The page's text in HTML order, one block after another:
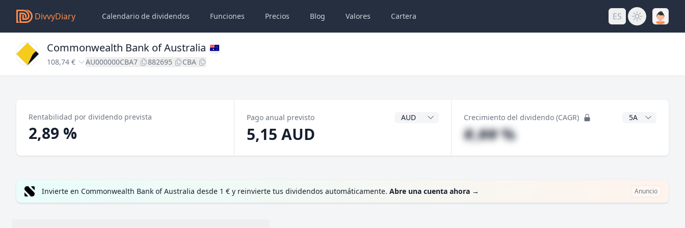
DivvyDiary Calendario de dividendos Funciones Precios Blog Valores Cartera ES
Commonwealth Bank of Australia
108,74 € AU000000CBA7 882695 CBA
Rentabilidad por dividendo prevista
2,89 %
Pago anual previsto Divisa del dividendo
5,15 AUD
Crecimiento del dividendo (CAGR) Años CAGR
#,## %
Invierte en Commonwealth Bank of Australia desde 1 € y reinvierte tus dividendos automáticamente. Abre una cuenta ahora → Anuncio